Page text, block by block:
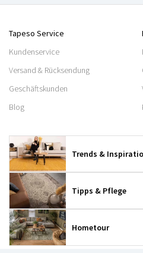
Tapeso Service
Kundenservice
Versand & Rücksendung
Geschäftskunden
Blog
Trends &
Tipps & Pflege
Hometour